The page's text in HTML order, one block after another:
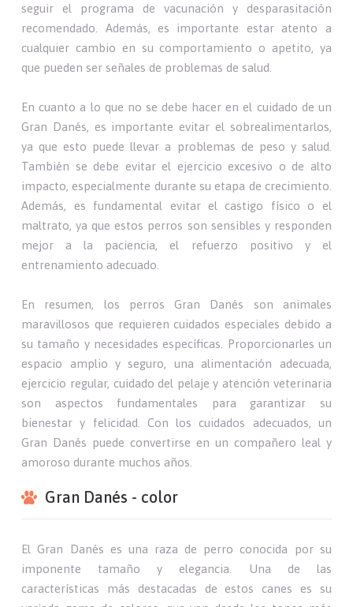
seguir el programa de vacunación y desparasitación
recomendado. Además, es importante estar atento a
cualquier cambio en su comportamiento o apetito, ya
que pueden ser señales de problemas de salud.
En cuanto a lo que no se debe hacer en el cuidado de un
Gran Danés, es importante evitar el sobrealimentarlos,
ya que esto puede llevar a problemas de peso y salud.
También se debe evitar el ejercicio excesivo o de alto
impacto, especialmente durante su etapa de crecimiento.
Además, es fundamental evitar el castigo físico o el
maltrato, ya que estos perros son sensibles y responden
mejor a la paciencia, el refuerzo positivo y el
entrenamiento adecuado.
En resumen, los perros Gran Danés son animales
maravillosos que requieren cuidados especiales debido a
su tamaño y necesidades específicas. Proporcionarles un
espacio amplio y seguro, una alimentación adecuada,
ejercicio regular, cuidado del pelaje y atención veterinaria
son aspectos fundamentales para garantizar su
bienestar y felicidad. Con los cuidados adecuados, un
Gran Danés puede convertirse en un compañero leal y
amoroso durante muchos años.
Gran Danés - color
El Gran Danés es una raza de perro conocida por su
imponente tamaño y elegancia. Una de las
características más destacadas de estos canes es su